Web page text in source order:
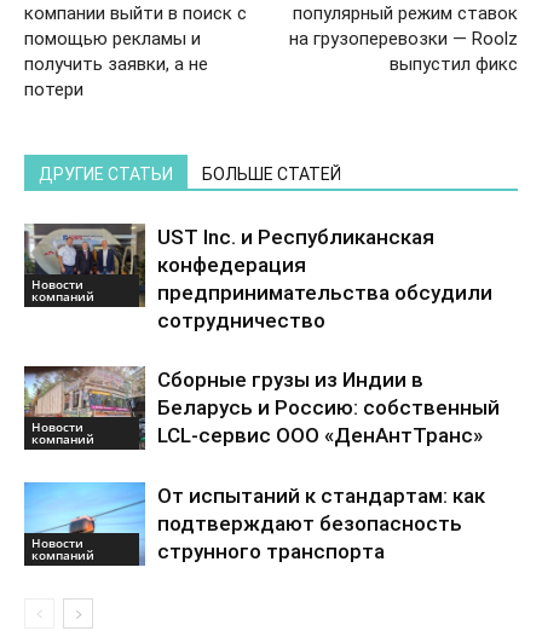
компании выйти в поиск с
помощью рекламы и
получить заявки, а не
потери
популярный режим ставок
на грузоперевозки — Roolz
выпустил фикс
ДРУГИЕ СТАТЬИ БОЛЬШЕ СТАТЕЙ
Новости
компаний
UST Inc. и Республиканская
конфедерация
предпринимательства обсудили
сотрудничество
Новости
компаний
Сборные грузы из Индии в
Беларусь и Россию: собственный
LCL-сервис ООО «ДенАнтТранс»
Новости
компаний
От испытаний к стандартам: как
подтверждают безопасность
струнного транспорта